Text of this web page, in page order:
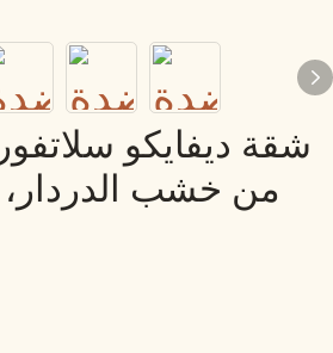
شقة ديفايكو
من خشب الدردار،